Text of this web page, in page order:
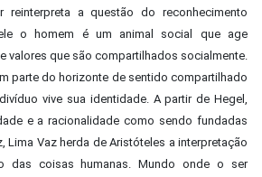
reinterpreta a questão do reconhecimento
o homem é um animal social que age
valores que são compartilhados socialmente.
parte do horizonte de sentido compartilhado
vive sua identidade. A partir de Hegel,
e a racionalidade como sendo fundadas
Lima Vaz herda de Aristóteles a interpretação
das coisas humanas. Mundo onde o ser